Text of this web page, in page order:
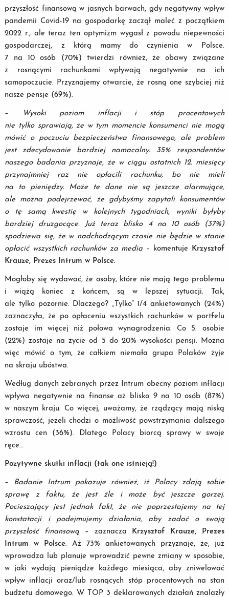
przyszłość finansową w jasnych barwach, gdy negatywny wpływ
pandemii Covid-19 na gospodarkę zaczął maleć z początkiem
2022 r., ale teraz ten optymizm wygasł z powodu niepewności
gospodarczej, z którą mamy do czynienia w Polsce.
7 na 10 osób (70%) twierdzi również, że obawy związane
z rosnącymi rachunkami wpływają negatywnie na ich
samopoczucie. Przyznajemy otwarcie, że rosną one szybciej niż
nasze pensje (69%).
–
Wysoki poziom inflacji i stóp procentowych
nie tylko sprawiają, że w tym momencie konsumenci nie mogą
mówić o poczuciu bezpieczeństwa finansowego, ale problem
jest zdecydowanie bardziej namacalny. 35% respondentów
naszego badania przyznaje, że w ciągu ostatnich 12. miesięcy
przynajmniej raz nie opłacili rachunku, bo nie mieli
na to pieniędzy. Może te dane nie są jeszcze alarmujące,
ale można podejrzewać, że gdybyśmy zapytali konsumentów
o tę samą kwestię w kolejnych tygodniach, wyniki byłyby
bardziej druzgocące. Już teraz blisko 4 na 10 osób (37%)
spodziewa się, że w nadchodzącym czasie nie będzie w stanie
opłacić wszystkich rachunków za media – komentuje
Krzysztof
Krauze, Prezes Intrum w Polsce.
Mogłoby się wydawać, że osoby, które nie mają tego problemu
i wiążą koniec z końcem, są w lepszej sytuacji. Tak,
ale tylko pozornie. Dlaczego? „Tylko” 1/4 ankietowanych (24%)
zaznaczyła, że po opłaceniu wszystkich rachunków w portfelu
zostaje im więcej niż połowa wynagrodzenia. Co 5. osobie
(22%) zostaje na życie od 5 do 20% wysokości pensji. Można
więc mówić o tym, że całkiem niemała grupa Polaków żyje
na skraju ubóstwa.
Według danych zebranych przez Intrum obecny poziom inflacji
wpływa negatywnie na finanse aż blisko 9 na 10 osób (87%)
w naszym kraju. Co więcej, uważamy, że rządzący mają niską
sprawczość, jeżeli chodzi o możliwość powstrzymania dalszego
wzrostu cen (36%). Dlatego Polacy biorcą sprawy w swoje
ręce…
Pozytywne skutki inflacji (tak one istnieją!)
– Badanie Intrum pokazuje również, iż Polacy zdają sobie
sprawę z faktu, że jest źle i może być jeszcze gorzej.
Pocieszający jest jednak fakt, że nie poprzestajemy na tej
konstatacji i podejmujemy działania, aby zadać o swoją
przyszłość finansową – zaznacza
Krzysztof Krauze, Prezes
Intrum w Polsce.Aż 73% ankietowanych przyznaje, że, już
wprowadza lub planuje wprowadzić pewne zmiany w sposobie,
w jaki wydają pieniądze każdego miesiąca, aby zniwelować
wpływ inflacji oraz/lub rosnących stóp procentowych na stan
budżetu domowego. W TOP 3 deklarowanych działań znalazły